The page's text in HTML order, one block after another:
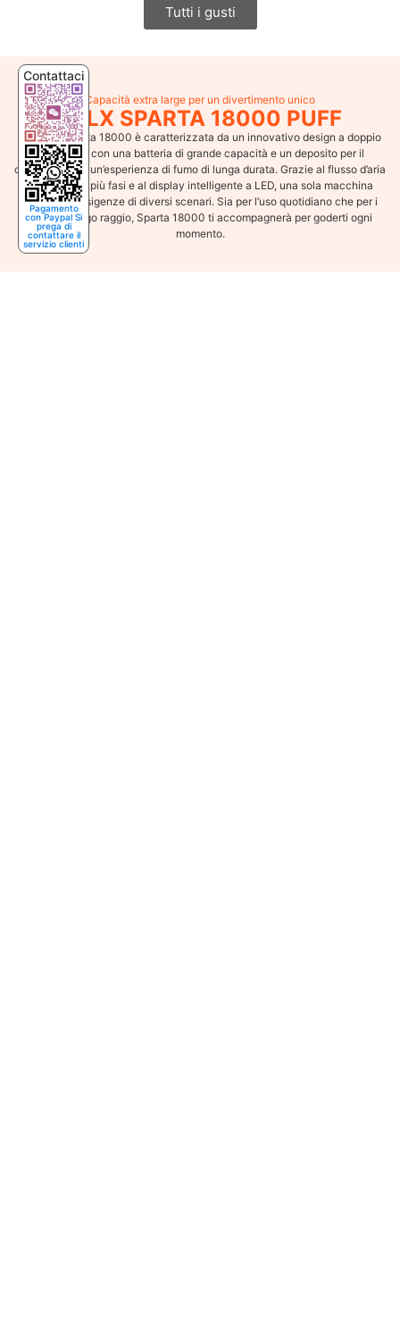
Tutti i gusti
Capacità extra large per un divertimento unico
RELX SPARTA 18000 PUFF
La RELX Sparta 18000 è caratterizzata da un innovativo design a doppio
scomparto con una batteria di grande capacità e un deposito per il
carburante per un’esperienza di fumo di lunga durata. Grazie al flusso d’aria
regolabile in più fasi e al display intelligente a LED, una sola macchina
soddisfa le esigenze di diversi scenari. Sia per l’uso quotidiano che per i
viaggi a lungo raggio, Sparta 18000 ti accompagnerà per goderti ogni
momento.
Contattaci
Pagamento
con Paypal Si
prega di
contattare il
servizio clienti